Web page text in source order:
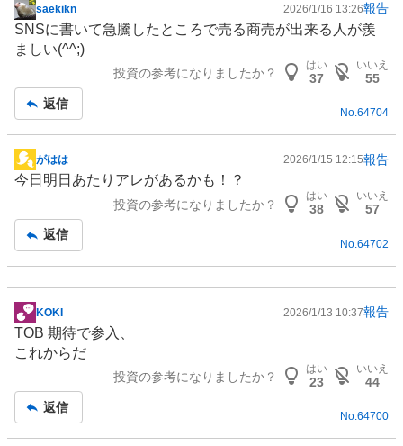
掲
示
板
saekikn 2026/1/16 13:26報告
SNSに書いて急騰したところで売る商売が出来る人が羨
ましい(^^;)
投資の参考になりましたか？
はい
37
いいえ
55
返信
No.64704
掲
示
事
がはは 2026/1/15 12:15報告
今日明日あたりアレがあるかも！？
投資の参考になりましたか？
はい
38
いいえ
57
返信
No. 64702
掲
示
板
KOKI 2026/1/13 10:37報告
TOB 期待で参入、
これからだ
投資の参考になりましたか？
はい
23
いいえ
44
返信
No.64700